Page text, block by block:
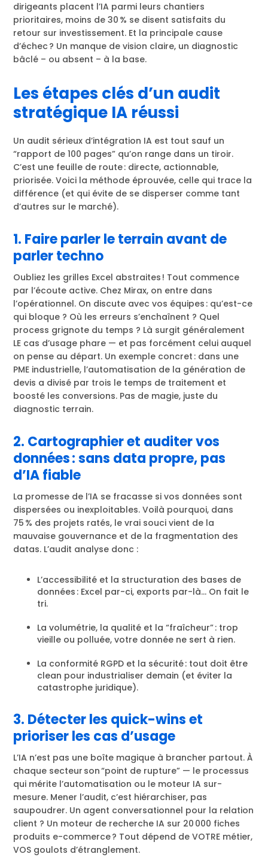
dirigeants placent l’IA parmi leurs chantiers
prioritaires, moins de 30 % se disent satisfaits du
retour sur investissement. Et la principale cause
d’échec ? Un manque de vision claire, un diagnostic
bâclé – ou absent – à la base.
Les étapes clés d’un audit
stratégique IA réussi
Un audit sérieux d’intégration IA est tout sauf un
“rapport de 100 pages” qu’on range dans un tiroir.
C’est une feuille de route : directe, actionnable,
priorisée. Voici la méthode éprouvée, celle qui trace la
différence (et qui évite de se disperser comme tant
d’autres sur le marché).
1. Faire parler le terrain avant de
parler techno
Oubliez les grilles Excel abstraites ! Tout commence
par l’écoute active. Chez Mirax, on entre dans
l’opérationnel. On discute avec vos équipes : qu’est-ce
qui bloque ? Où les erreurs s’enchaînent ? Quel
process grignote du temps ? Là surgit généralement
LE cas d’usage phare — et pas forcément celui auquel
on pense au départ. Un exemple concret : dans une
PME industrielle, l’automatisation de la génération de
devis a divisé par trois le temps de traitement et
boosté les conversions. Pas de magie, juste du
diagnostic terrain.
2. Cartographier et auditer vos
données : sans data propre, pas
d’IA fiable
La promesse de l’IA se fracasse si vos données sont
dispersées ou inexploitables. Voilà pourquoi, dans
75 % des projets ratés, le vrai souci vient de la
mauvaise gouvernance et de la fragmentation des
datas. L’audit analyse donc :
L’accessibilité et la structuration des bases de
données : Excel par-ci, exports par-là… On fait le
tri.
La volumétrie, la qualité et la “fraîcheur” : trop
vieille ou polluée, votre donnée ne sert à rien.
La conformité RGPD et la sécurité : tout doit être
clean pour industrialiser demain (et éviter la
catastrophe juridique).
3. Détecter les quick-wins et
prioriser les cas d’usage
L’IA n’est pas une boîte magique à brancher partout. À
chaque secteur son “point de rupture” — le processus
qui mérite l’automatisation ou le moteur IA sur-
mesure. Mener l’audit, c’est hiérarchiser, pas
saupoudrer. Un agent conversationnel pour la relation
client ? Un moteur de recherche IA sur 20 000 fiches
produits e-commerce ? Tout dépend de VOTRE métier,
VOS goulots d’étranglement.